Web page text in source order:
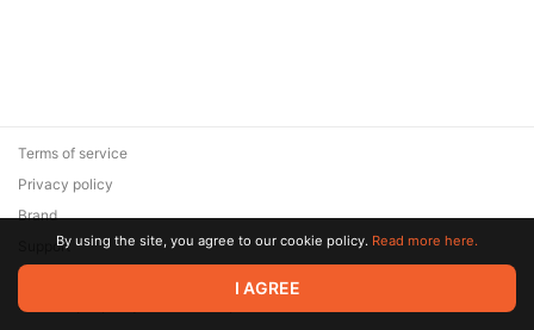
© 2026 Zaya Solutions Limited. All rights reserved. All trademarks
are the property of their respective owners.
Terms of service
Privacy policy
Brand
SupportBy using the site, you agree to our cookie policy. Read more here.
I AGREE